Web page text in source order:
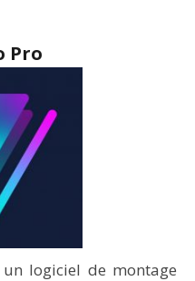
Pro
un logiciel de montage